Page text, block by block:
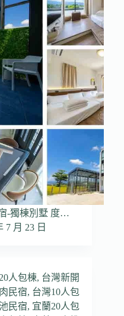
-獨棟別墅 度…
7 月 23 日
人包棟, 台灣新開
民宿, 台灣10人包
民宿, 宜蘭20人包